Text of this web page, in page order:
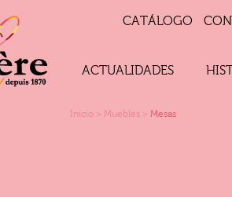
CATÁLOGO
ACTUALIDADES
Inicio > Muebles > Mesas